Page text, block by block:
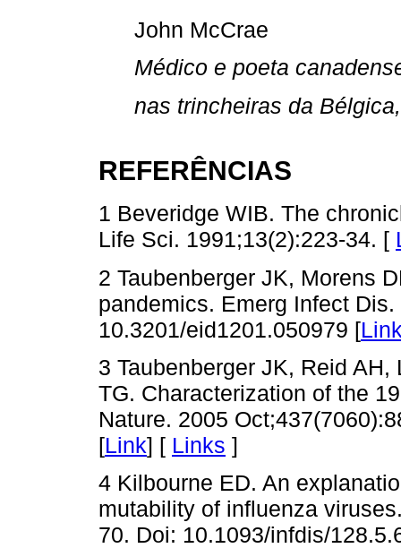
John McCrae
Médico e poeta
nas trincheiras da
REFERÊNCIAS
1 Beveridge WIB. The
Life Sci. 1991;13(2):223-34. [
2 Taubenberger JK, Morens
pandemics. Emerg Infect
10.3201/eid1201.050979 [
3 Taubenberger JK, Reid
TG. Characterization of the
Nature. 2005
[Link] [ Links ]
4 Kilbourne ED. An
mutability of influenza
70. Doi: 10.1093/infdis/